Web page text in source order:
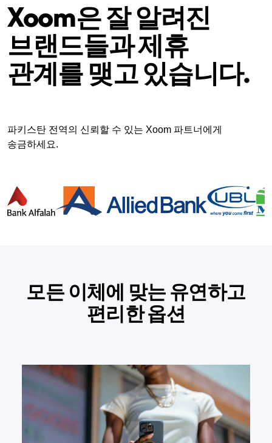
Xoom은 잘 알려진
브랜드들과 제휴
관계를 맺고 있습니다.
파키스탄 전역의 신뢰할 수 있는 Xoom 파트너에게
송금하세요.
모든 이체에 맞는 유연하고
편리한 옵션